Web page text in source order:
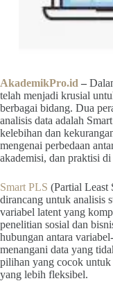
AkademikPro.id –
telah menjadi krusial
berbagai bidang. Dua
analisis data adalah
kelebihan dan
mengenai perbedaan
akademisi, dan praktisi di
Smart PLS (Partial Least
dirancang untuk analisis
variabel latent yang
penelitian sosial dan
hubungan antara
menangani data yang
pilihan yang cocok untuk
yang lebih fleksibel.